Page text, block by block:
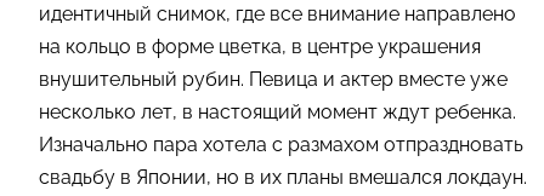
идентичный снимок, где все внимание направлено
на кольцо в форме цветка, в центре украшения
внушительный рубин. Певица и актер вместе уже
несколько лет, в настоящий момент ждут ребенка.
Изначально пара хотела с размахом отпраздновать
свадьбу в Японии, но в их планы вмешался локдаун.